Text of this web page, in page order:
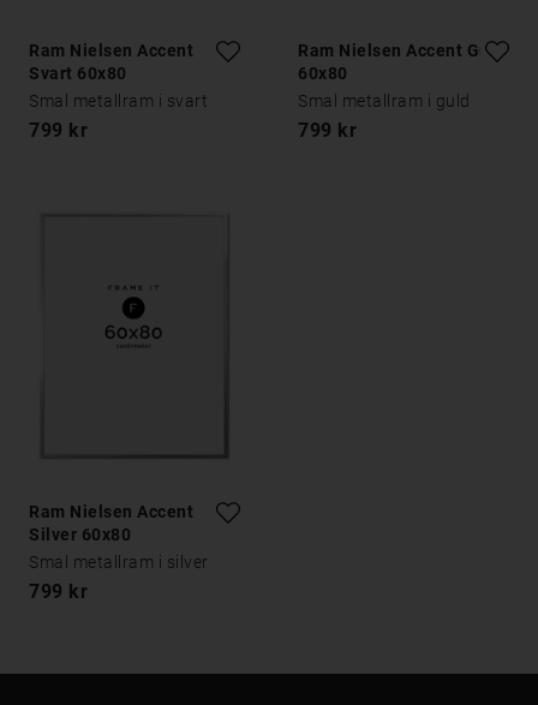
Ram Nielsen Accent
Svart 60x80
Smal metallram i svart
799 kr
Ram Nielsen Accent Guld
60x80
Smal metallram i guld
799 kr
Ram Nielsen Accent
Silver 60x80
Smal metallram i silver
799 kr